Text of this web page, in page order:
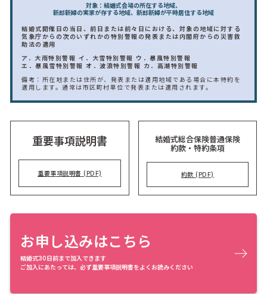
対象：結婚式会場の所在する地域、
新郎新婦の実家が存する地域、新郎新婦が平時居住する地域
結婚式開催日の当日、前日または前々日における、対象の地域に対する
気象庁からの次のいずれかの特別警報の発表または内閣府からの災害救
助法の適用
ア．大雨特別警報 イ．大雪特別警報 ウ．暴風特別警報
エ．暴風雪特別警報 オ．波浪特別警報 カ．高潮特別警報
備考：所在地または住所が、発表または適用地域である場合に本特約を
適用します。通常は市区町村単位で発表または適用されます。
重要事項説明書
重要事項説明書 (PDF)
結婚式総合保険普通保険
約款・特約条項
約款 (PDF)
お申し込みはこちら
結婚式30日前まで加入できます
ご加入にあたっては、必ず重要事項説明書をよくお読みください